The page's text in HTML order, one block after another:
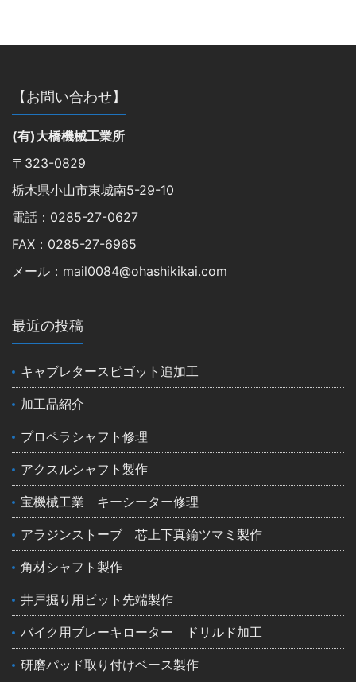
【お問い合わせ】
(有)大橋機械工業所
〒323-0829
栃木県小山市東城南5-29-10
電話：0285-27-0627
FAX：0285-27-6965
メール：mail0084@ohashikikai.com
最近の投稿
キャブレタースピゴット追加工
加工品紹介
プロペラシャフト修理
アクスルシャフト製作
宝機械工業 キーシーター修理
アラジンストーブ 芯上下真鍮ツマミ製作
角材シャフト製作
井戸掘り用ビット先端製作
バイク用ブレーキローター ドリルド加工
研磨パッド取り付けベース製作